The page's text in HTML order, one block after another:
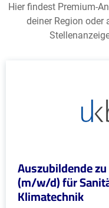
Hier findest Premium-
deiner Region oder
Auszubildende
(m/w/d) für
Klimatechnik